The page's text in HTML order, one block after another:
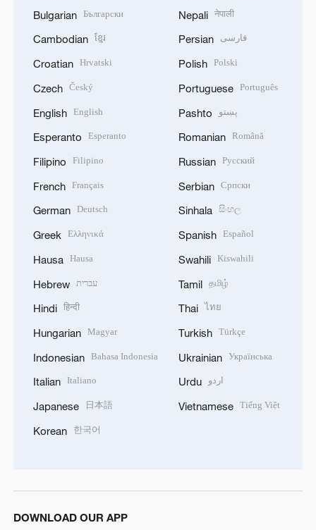
Bulgarian Български
Cambodian ខ្មែរ
Croatian Hrvatski
Czech Český
English English
Esperanto Esperanto
Filipino Filipino
French Français
German Deutsch
Greek Ελληνικά
Hausa Hausa
Hebrew עברית
Hindi हिन्दी
Hungarian Magyar
Indonesian Bahasa Indonesia
Italian Italiano
Japanese 日本語
Korean 한국어
Nepali नेपाली
Persian فارسی
Polish Polski
Portuguese Português
Pashto پښتو
Romanian Română
Russian Русский
Serbian Српски
Sinhala සිංහල
Spanish Español
Swahili Kiswahili
Tamil தமிழ்
Thai ไทย
Turkish Türkçe
Ukrainian Українська
Urdu اردو
Vietnamese Tiếng Việt
DOWNLOAD OUR APP